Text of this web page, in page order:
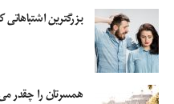
بزرگترین
همسرتان را چقدر